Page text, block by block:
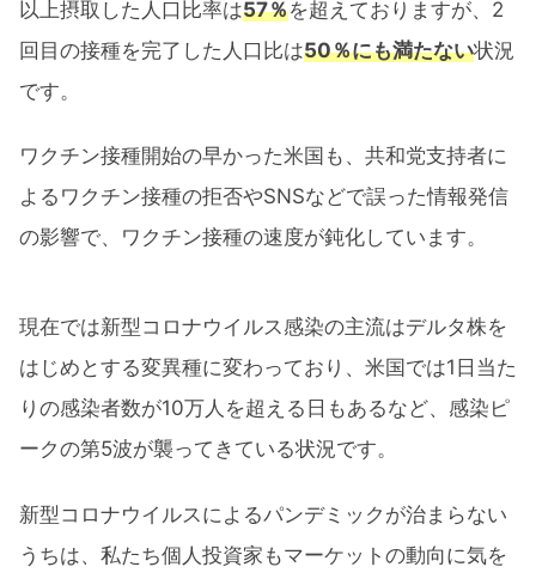
以上摂取した人口比率は57％を超えておりますが、2
回目の接種を完了した人口比は50％にも満たない状況
です。
ワクチン接種開始の早かった米国も、共和党支持者に
よるワクチン接種の拒否やSNSなどで誤った情報発信
の影響で、ワクチン接種の速度が鈍化しています。
現在では新型コロナウイルス感染の主流はデルタ株を
はじめとする変異種に変わっており、米国では1日当た
りの感染者数が10万人を超える日もあるなど、感染ピ
ークの第5波が襲ってきている状況です。
新型コロナウイルスによるパンデミックが治まらない
うちは、私たち個人投資家もマーケットの動向に気を